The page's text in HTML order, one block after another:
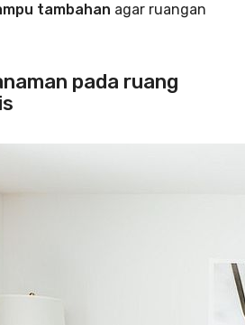
tambahan agar ruangan
pada ruang